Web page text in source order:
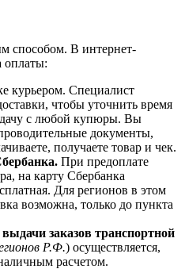
способом. В интернет-
оплаты:
курьером. Специалист
чтобы уточнить время
с любой купюры. Вы
документы,
получаете товар и чек.
При предоплате
на карту Сбербанка
Для регионов в этом
возможна, только до пункта
заказов транспортной
Р.Ф.) осуществляется,
расчетом.